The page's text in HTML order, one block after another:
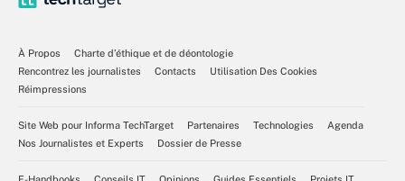
À Propos
Charte d’éthique et de déontologie
Rencontrez les journalistes
Contacts
Utilisation Des Cookies
Réimpressions
Site Web pour Informa TechTarget Partenaires Technologies
Agenda
Nos Journalistes et Experts
Dossier de Presse